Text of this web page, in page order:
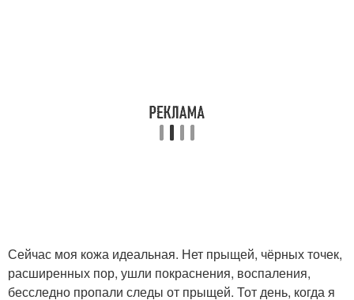
Сейчас моя кожа идеальная. Нет прыщей, чёрных точек,
расширенных пор, ушли покраснения, воспаления,
бесследно пропали следы от прыщей. Тот день, когда я